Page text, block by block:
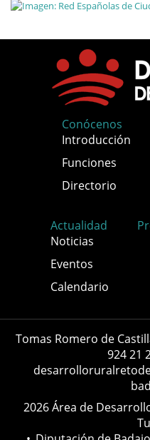
Conócenos
Introducción
Funciones
Directorio
Actualidad
Noticias
Eventos
Calendario
Tomas Romero de
924 21
2026 Área de